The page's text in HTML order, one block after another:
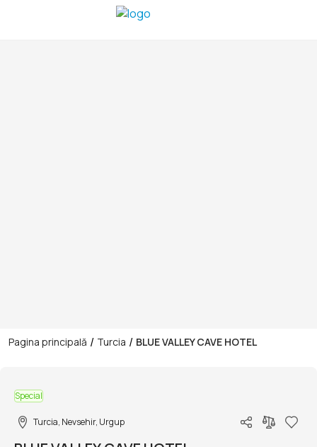
Pagina principală / Turcia / BLUE VALLEY CAVE HOTEL
Special
Turcia, Nevsehir, Urgup